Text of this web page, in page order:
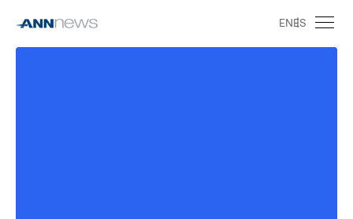
ENES